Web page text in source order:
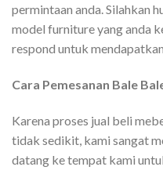
permintaan anda. Silahkan
model furniture yang anda
respond untuk
Cara Pemesanan Bale
Karena proses jual beli
tidak sedikit, kami sangat
datang ke tempat kami